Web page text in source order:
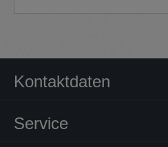
Kontaktdaten
Service